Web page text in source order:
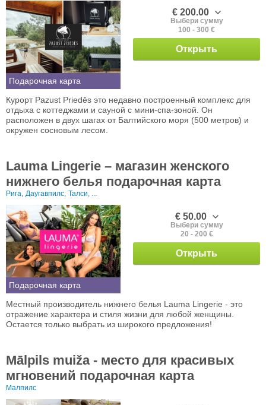
Подарочная карта
€ 200.00
Выбери сумму
100 - 300 €
Открыть
Курорт Pazust Priedēs это недавно построенный комплекс для
отдыха с коттеджами и сауной с мини-спа-зоной. Он
расположен в двух шагах от Балтийского моря (500 метров) и
окружен сосновым лесом.
Lauma Lingerie – магазин женского
нижнего белья подарочная карта
Рига, Даугавпилс, Талси, ...
Подарочная карта
€ 50.00
Выбери сумму
20 - 200 €
Открыть
Местный производитель нижнего белья Lauma Lingerie - это
отражение характера и стиля жизни для любой женщины.
Остается только выбрать из широкого предложения!
Mālpils muiža - место для красивых
мгновений подарочная карта
Малпилс